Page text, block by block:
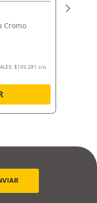
Cromo
$105.281 c/u
F.V.